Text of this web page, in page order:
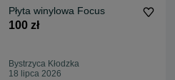
Płyta winylowa Focus
100 zł
Bystrzyca Kłodzka
18 lipca 2026